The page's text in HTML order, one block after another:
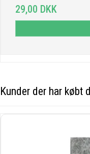
29,00 DKK
Kunder der har købt